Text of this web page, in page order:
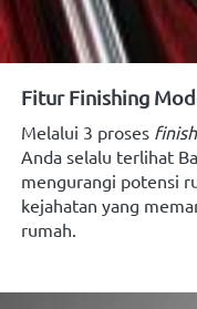
Fitur Finishing
Melalui 3 proses
Anda selalu terlihat
mengurangi potensi
kejahatan yang
rumah.